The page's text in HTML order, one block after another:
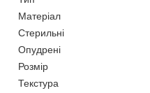
Матеріал
Стерильні
Опудрені
Розмір
Текстура